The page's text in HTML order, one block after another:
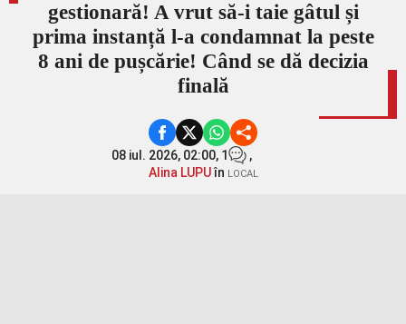
gestionară! A vrut să-i taie gâtul și
prima instanță l-a condamnat la peste
8 ani de pușcărie! Când se dă decizia
finală
08 iul. 2026, 02:00, 1
,
Alina LUPUîn LOCAL